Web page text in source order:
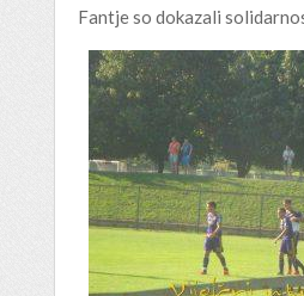
Fantje so dokazali